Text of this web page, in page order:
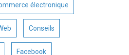
électronique
Conseils
Facebook